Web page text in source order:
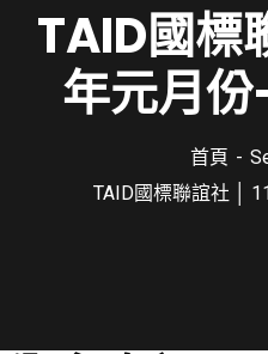
TAID國標
年元月
首頁
TAID國標聯誼社 │